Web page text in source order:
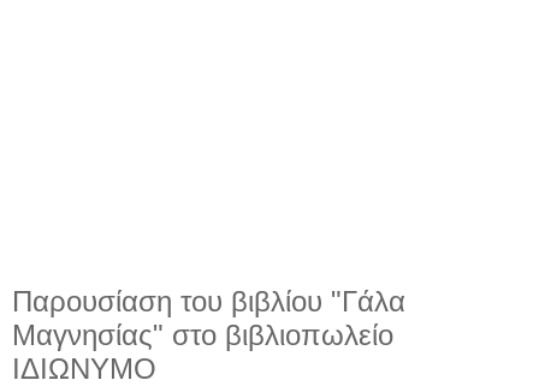
Παρουσίαση του βιβλίου "Γάλα
Μαγνησίας" στο βιβλιοπωλείο
ΙΔΙΩΝΥΜΟ